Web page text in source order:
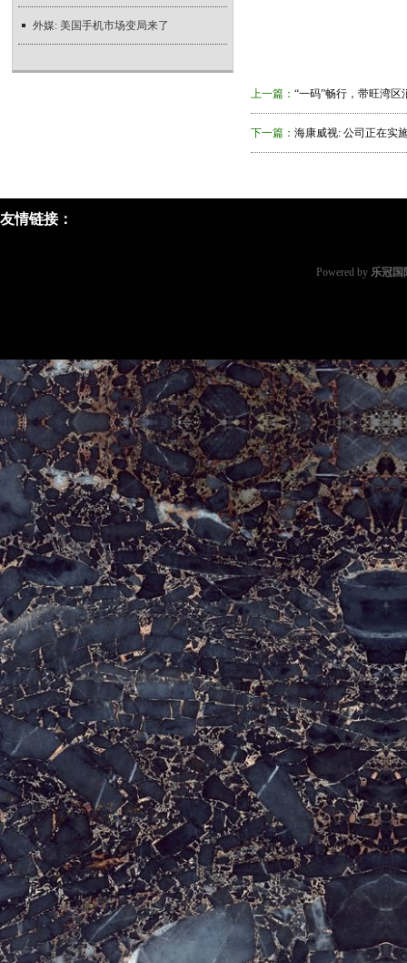
外媒: 美国手机市场变局来了
上一篇： “一码”畅行，带旺湾区
下一篇： 海康威视: 公司正在实
友情链接：
Powered by 乐冠国